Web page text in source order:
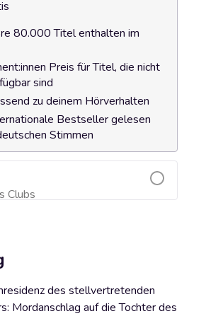
80.000 Titel enthalten im
Preis für Titel, die nicht
sind
zu deinem Hörverhalten
Bestseller gelesen
Stimmen
Clubs hinzufügen
des stellvertretenden
Mordanschlag auf die Tochter des